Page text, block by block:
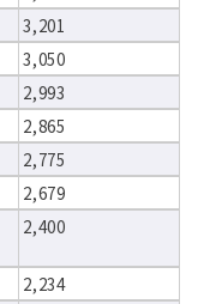
3,201
3,050
2,993
2,865
2,775
2,679
2,400
2,234